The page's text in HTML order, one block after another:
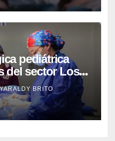
pediátrica
del sector Los
BRITO